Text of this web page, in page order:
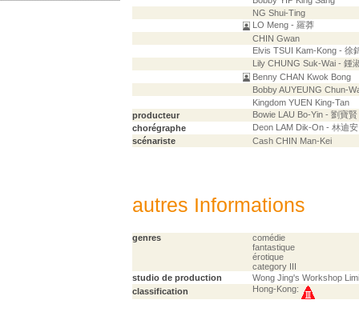
NG Shui-Ting
LO Meng - 羅莽
CHIN Gwan
Elvis TSUI Kam-Kong - 徐
Lily CHUNG Suk-Wai - 鍾
Benny CHAN Kwok Bong
Bobby AUYEUNG Chun-
Kingdom YUEN King-Tan
producteur
Bowie LAU Bo-Yin - 劉寶賢
chorégraphe
Deon LAM Dik-On - 林迪安
scénariste
Cash CHIN Man-Kei
autres Informations
genres
comédie
fantastique
érotique
category III
studio de production
Wong Jing's Workshop
classification
Hong-Kong: